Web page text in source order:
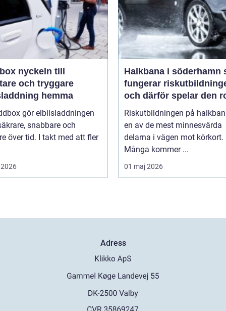
till
och tryggare
hemma
gör elbilsladdningen
snabbare och
över tid. I takt med att fler
Halkbana i söderhamn så
fungerar
och därför spelar den
Riskutbildningen på
en av de mest minnesvärda
delarna i vägen mot körkort.
Många kommer ...
01 maj 2026
Adress